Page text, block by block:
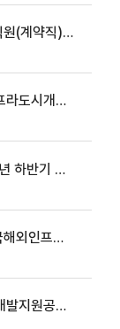
[최종합격자발표(계약직)] 2020년 하반기 직원(계약직) 채용 최종합격자 발표
[서류전형발표] 2020년 하반기 한국해외인프라도시개발지원공사 직원(경력/신입) 채용 서류발표
[인성검사 결과 및 면접 안내(계약직)] 2020년 하반기 한국해외인프라도시개발지원공사 직원(계약직) 면접대상자 안내
[서류전형발표(계약직)] 2020년 하반기 한국해외인프라도시개발지원공사 직원(계약직) 채용 서류전형 결과 발표
[마감] 2020년 하반기 한국해외인프라도시개발지원공사 직원(경력/신입) 및 계약직 채용공고